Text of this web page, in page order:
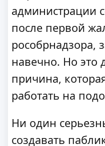
администрации
после первой
рособрнадзора,
навечно. Но это
причина,
работать на
Ни один
создавать